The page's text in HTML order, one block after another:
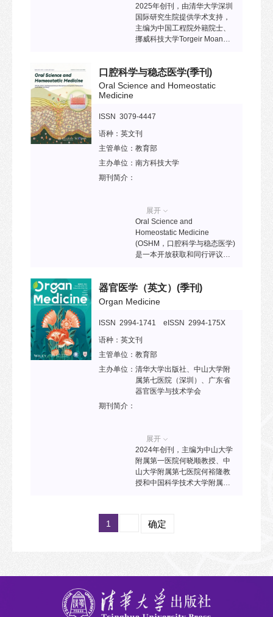
2025年创刊，由清华大学深圳
国际研究生院提供学术支持，
主编为中国工程院外籍院士、
挪威科技大学Torgeir Moan教
程院院士、清华大学张建民教
授。该刊致力于发表海洋科
快速发展的同时推动跨学科的
口腔科学与稳态医学(季刊)
Oral Science and Homeostatic
Medicine
ISSN 3079-4447
语种： 英文刊
主管单位： 教育部
主办单位： 南方科技大学
期刊简介：
展开
Oral Science and
Homeostatic Medicine
(OSHM，口腔科学与稳态医学)
是一本开放获取和同行评议的
首都医科大学共同创办，是清
华大学出版社数字出版平台
2025年创刊，由王松灵院士和
名学者担任编委。OSHM致力
于阐明口腔健康与稳态之间的
复杂联系，并广泛探讨口腔状
况与稳态医学各个领域（如代
谢稳态、肿瘤稳态、免疫稳
态、骨稳态以及抗衰老与再生
器官医学（英文） (季刊)
Organ Medicine
ISSN 2994-1741 eISSN 2994-175X
语种： 英文刊
主管单位： 教育部
主办单位： 清华大学出版社、中山大学附
属第七医院（深圳）、广东省
器官医学与技术学会
期刊简介：
展开
2024年创刊，主编为中山大学
附属第一医院何晓顺教授、中
山大学附属第七医院何裕隆教
授和中国科学技术大学附属第
和创新，报道器官医学领域临
出贡献。
1 确定